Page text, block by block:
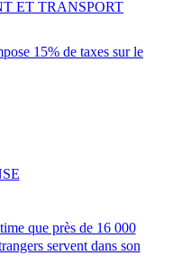
15% de taxes sur le
ET TRANSPORT
que près de 16 000
servent dans son